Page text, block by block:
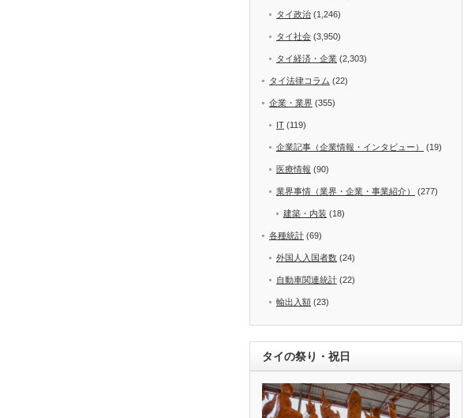
タイ政治 (1,246)
タイ社会 (3,950)
タイ経済・企業 (2,303)
タイ法律コラム (22)
企業・業界 (355)
IT (119)
企業記事（企業情報・インタビュー） (19)
医療情報 (90)
業界事情（業界・企業・事業紹介） (277)
建築・内装 (18)
各種統計 (69)
外国人入国者数 (24)
自動車関連統計 (22)
輸出入額 (23)
タイの祭り・祝日